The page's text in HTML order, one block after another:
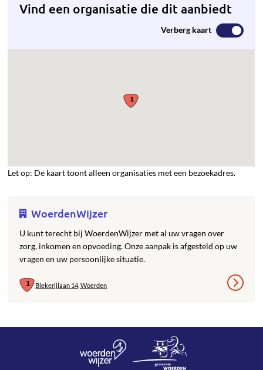
Vind een organisatie die dit aanbiedt
Verberg kaart
Let op: De kaart toont alleen organisaties met een bezoekadres.
WoerdenWijzer
U kunt terecht bij WoerdenWijzer met al uw vragen over
zorg, inkomen en opvoeding. Onze aanpak is afgesteld op uw
vragen en uw persoonlijke situatie.
Blekerijlaan 14, Woerden